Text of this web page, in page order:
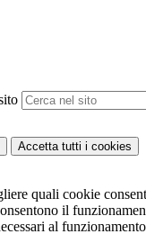
Accetta tutti i cookies
quali cookie
il
al